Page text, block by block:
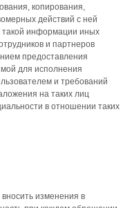
копирования,
действий с ней
такой информации иных
и партнеров
предоставления
для исполнения
и требований
на таких лиц
в отношении таких
изменения в